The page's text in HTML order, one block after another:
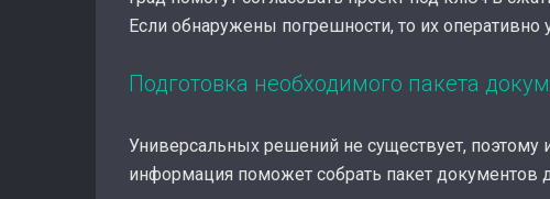
Если обнаружены погрешности, то их оперативно
Подготовка необходимого пакета
Универсальных решений не существует, поэтому
информация поможет собрать пакет документов